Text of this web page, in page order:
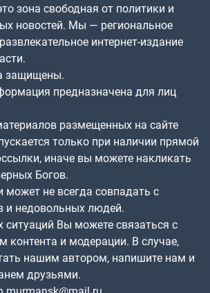
зона свободная от политики и
новостей. Мы — региональное
интернет-издание
защищены.
предназначена для лиц
размещенных на сайте
только при наличии прямой
иначе вы можете накликать
Богов.
может не всегда совпадать с
и недовольных людей.
ситуаций Вы можете связаться с
контента и модерации. В случае,
нашим автором, напишите нам и
друзьями.